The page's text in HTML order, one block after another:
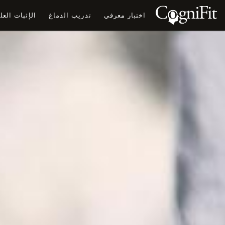
اختبار معرفي تدريب الدماغ الإثبات